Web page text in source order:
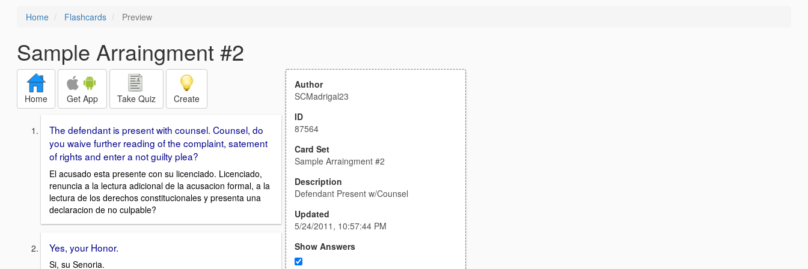
Home Flashcards Preview
Sample Arraingment #2
Home Get App Take Quiz Create
The defendant is present with counsel. Counsel, do
you waive further reading of the complaint, satement
of rights and enter a not guilty plea?
El acusado esta presente con su licenciado. Licenciado,
renuncia a la lectura adicional de la acusacion formal, a la
lectura de los derechos constitucionales y presenta una
declaracion de no culpable?
Yes, your Honor.
Si, su Senoria.
Author
SCMadrigal23
ID
87564
Card Set
Sample Arraingment #2
Description
Defendant Present w/Counsel
Updated
5/24/2011, 10:57:44 PM
Show Answers